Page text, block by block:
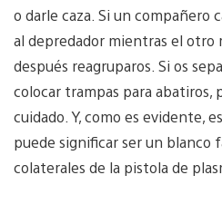
o darle caza. Si un compañero
al depredador mientras el otro
después reagruparos. Si os
colocar trampas para abatiros,
cuidado. Y, como es evidente,
puede significar ser un blanco
colaterales de la pistola de